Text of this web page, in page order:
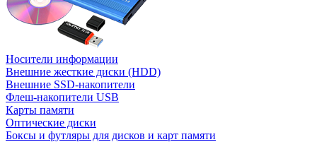
Носители информации
Внешние жесткие диски (HDD)
Внешние SSD-накопители
Флеш-накопители USB
Карты памяти
Оптические диски
Боксы и футляры для дисков и карт памяти